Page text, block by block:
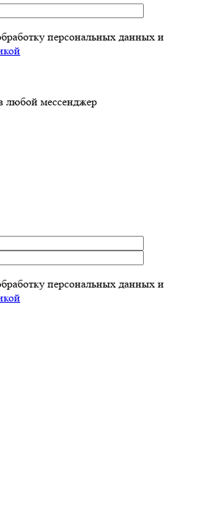
персональных данных и
любой мессенджер
персональных данных и